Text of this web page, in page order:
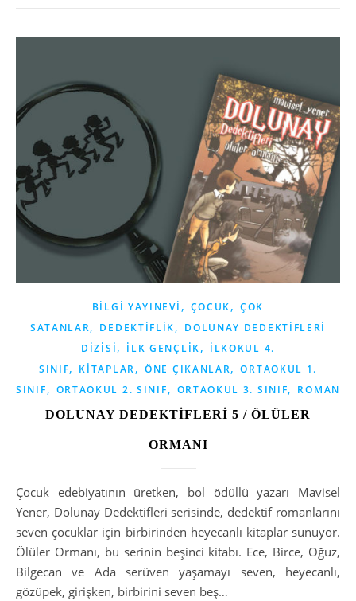
BILGI YAYINEVI , ÇOCUK,ÇOK
SATANLAR, DEDEKTIFLIK, DOLUNAY DEDEKTIFLERI
DIZISI, İLK GENÇLIK, İLKOKUL 4.
SINIF, KITAPLAR, ÖNE ÇIKANLAR,ORTAOKUL 1.
SINIF, ORTAOKUL 2. SINIF, ORTAOKUL 3. SINIF, ROMAN
DOLUNAY DEDEKTİFLERİ 5 / ÖLÜLER
ORMANI
Çocuk edebiyatının üretken, bol ödüllü yazarı Mavisel
Yener, Dolunay Dedektifleri serisinde, dedektif romanlarını
seven çocuklar için birbirinden heyecanlı kitaplar sunuyor.
Ölüler Ormanı, bu serinin beşinci kitabı. Ece, Birce, Oğuz,
Bilgecan ve Ada serüven yaşamayı seven, heyecanlı,
gözüpek, girişken, birbirini seven beş…